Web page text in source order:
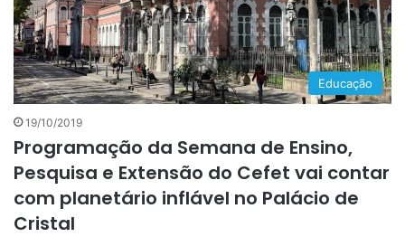
Educação
19/10/2019
Programação da Semana de Ensino,
Pesquisa e Extensão do Cefet vai contar
com planetário inflável no Palácio de
Cristal